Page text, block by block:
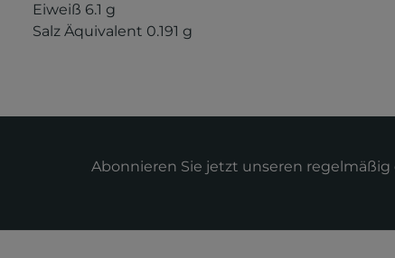
Eiweiß 6.1 g
Salz Äquivalent 0.191 g
Abonnieren Sie jetzt unseren